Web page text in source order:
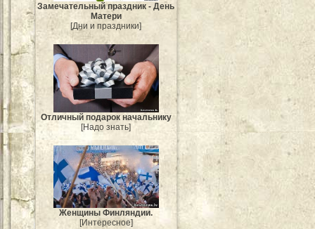
Замечательный праздник - День
Матери
[Дни и праздники]
Отличный подарок начальнику
[Надо знать]
Женщины Финляндии.
[Интересное]